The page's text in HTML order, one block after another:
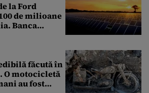
la Ford
de milioane
Banca
făcută în
O motocicletă
au fost